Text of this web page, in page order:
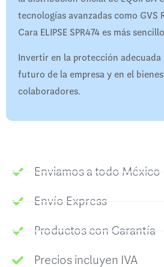
tecnologías avanzadas como GVS
Cara ELIPSE SPR474 es más
Invertir en la protección
futuro de la empresa y en el
colaboradores.
Enviamos a todo México
Envío Express
Productos con Garantía
Precios incluyen IVA